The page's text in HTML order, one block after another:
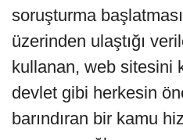
soruşturma
üzerinden ulaştığı
kullanan, web sitesini
devlet gibi herkesin
barındıran bir kamu